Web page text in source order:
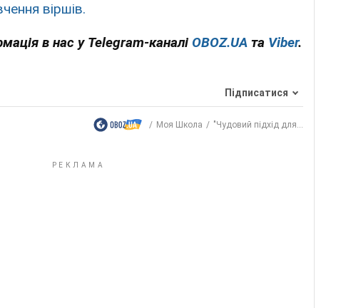
віршів.
в нас у Telegram-каналі OBOZ.UA та Viber.
Підписатися
Моя Школа "Чудовий підхід для...